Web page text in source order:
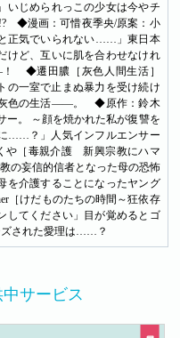
いじめられっこの少女は今やチ
!? ◆漫画：可惜夜季央/原案：小
正気でいられない……」東日本
けど、互いに肌を合わせなけれ
◆遷田膿［灰色人間生活］
の一室で止まぬ暴力を受け続け
灰色の生活――。 ◆原作：鈴木
ー。 ～顔を焼かれた私が復讐を
……？」人気インフルエンサー
［毒親介護 新興宗教にハマ
の妄信的信者となった母の恐怖
を介護することになったヤング
［けだものたちの時間～狂依存
してください」目が覚めるとゴ
された愛理は……？
サービス